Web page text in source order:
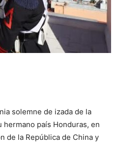
solemne de izada de la
hermano país Honduras, en
de la República de China y